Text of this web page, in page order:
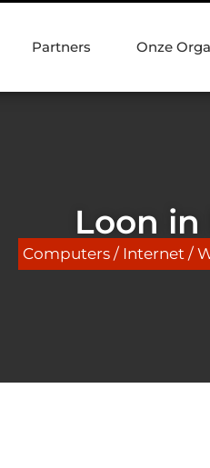
Partners Onze
Loon
Computers / Internet /